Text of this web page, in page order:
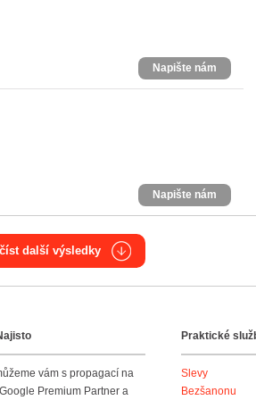
Napište nám
Napište nám
další výsledky
vám s propagací na
Premium Partner a
Praktické
Slevy
Bezšanonu